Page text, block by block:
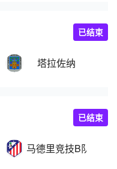
塔拉佐纳
已结束
马德里竞技B队
已结束